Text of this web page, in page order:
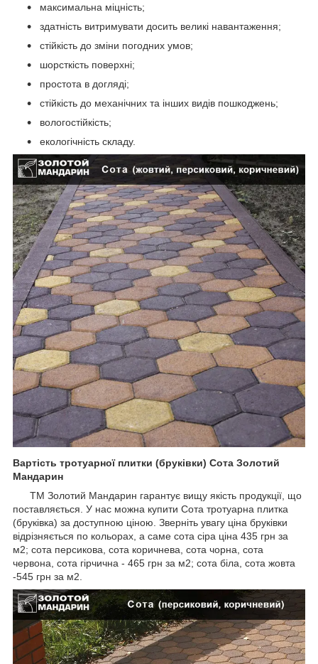
максимальна міцність;
здатність витримувати досить великі навантаження;
стійкість до зміни погодних умов;
шорсткість поверхні;
простота в догляді;
стійкість до механічних та інших видів пошкоджень;
вологостійкість;
екологічність складу.
Вартість тротуарної плитки (бруківки) Сота Золотий
Мандарин
ТМ Золотий Мандарин гарантує вищу якість продукції, що
поставляється. У нас можна купити Сота тротуарна плитка
(бруківка) за доступною ціною. Зверніть увагу ціна бруківки
відрізняється по кольорах, а саме сота сіра ціна 435 грн за
м2; сота персикова, сота коричнева, сота чорна, сота
червона, сота гірчична - 465 грн за м2; сота біла, сота жовта
-545 грн за м2.